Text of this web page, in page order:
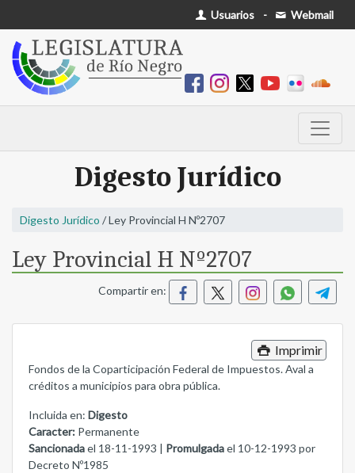
Usuarios - Webmail
Digesto Jurídico
Digesto Jurídico / Ley Provincial H Nº2707
Ley Provincial H Nº2707
Compartir en:
Imprimir
Fondos de la Coparticipación Federal de Impuestos. Aval a
créditos a municipios para obra pública.
Incluida en: Digesto
Caracter: Permanente
Sancionadael 18-11-1993 | Promulgadael 10-12-1993 por
Decreto Nº1985